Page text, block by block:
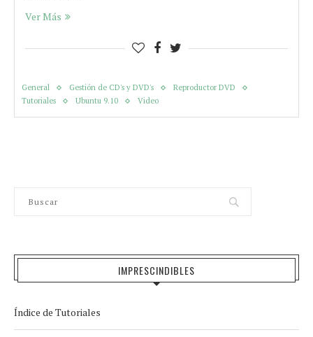
Ver Más
General Gestión de CD's y DVD's
Reproductor DVD
Tutoriales
Ubuntu 9.10 Video
IMPRESCINDIBLES
Índice de Tutoriales